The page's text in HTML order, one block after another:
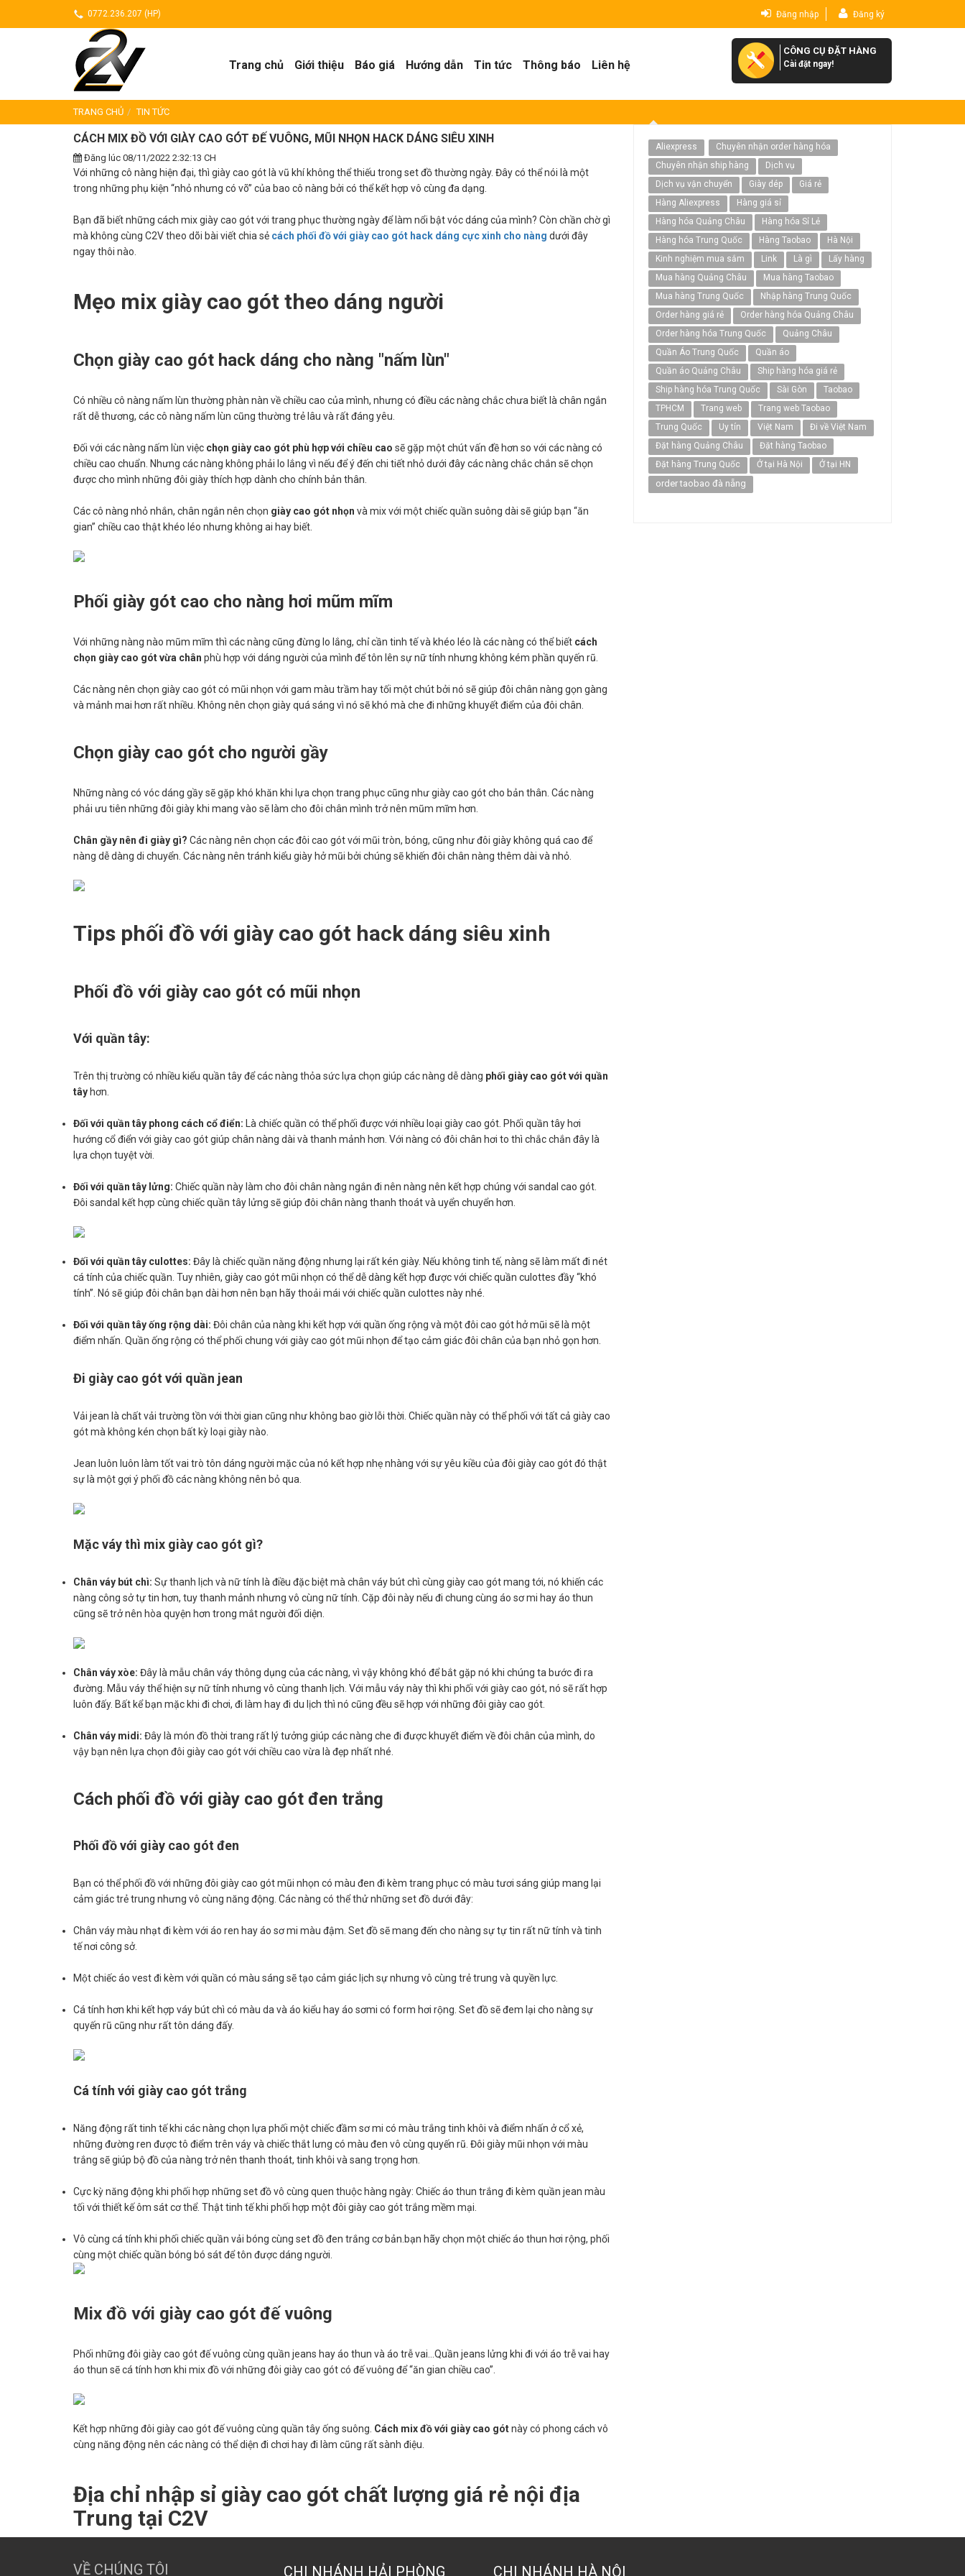
0772.236.207 (HP) Đăng nhập Đăng ký
Trang chủ Giới thiệu Báo giá Hướng dẫn Tin tức Thông báo Liên hệ
CÔNG CỤ ĐẶT HÀNG
Cài đặt ngay!
TRANG CHỦ TIN TỨC
CÁCH MIX ĐỒ VỚI GIÀY CAO GÓT ĐẾ VUÔNG, MŨI NHỌN HACK DÁNG SIÊU XINH
Đăng lúc 08/11/2022 2:32:13 CH
Với những cô nàng hiện đại, thì giày cao gót là vũ khí không thể thiếu trong set đồ thường ngày. Đây có thể nói là một
trong những phụ kiện “nhỏ nhưng có võ” của bao cô nàng bởi có thể kết hợp vô cùng đa dạng.
Bạn đã biết những cách mix giày cao gót với trang phục thường ngày để làm nổi bật vóc dáng của mình? Còn chần chờ gì
mà không cùng C2V theo dõi bài viết chia sẻ cách phối đồ với giày cao gót hack dáng cực xinh cho nàng dưới đây
ngay thôi nào.
Mẹo mix giày cao gót theo dáng người
Chọn giày cao gót hack dáng cho nàng "nấm lùn"
Có nhiều cô nàng nấm lùn thường phàn nàn về chiều cao của mình, nhưng có điều các nàng chắc chưa biết là chân ngắn
rất dễ thương, các cô nàng nấm lùn cũng thường trẻ lâu và rất đáng yêu.
Đối với các nàng nấm lùn việc chọn giày cao gót phù hợp với chiều cao sẽ gặp một chút vấn đề hơn so với các nàng có
chiều cao chuẩn. Nhưng các nàng không phải lo lắng vì nếu để ý đến chi tiết nhỏ dưới đây các nàng chắc chắn sẽ chọn
được cho mình những đôi giày thích hợp dành cho chính bản thân.
Các cô nàng nhỏ nhắn, chân ngắn nên chọn giày cao gót nhọn và mix với một chiếc quần suông dài sẽ giúp bạn “ăn
gian” chiều cao thật khéo léo nhưng không ai hay biết.
Phối giày gót cao cho nàng hơi mũm mĩm
Với những nàng nào mũm mĩm thì các nàng cũng đừng lo lắng, chỉ cần tinh tế và khéo léo là các nàng có thể biết cách
chọn giày cao gót vừa chân phù hợp với dáng người của mình để tôn lên sự nữ tính nhưng không kém phần quyến rũ.
Các nàng nên chọn giày cao gót có mũi nhọn với gam màu trầm hay tối một chút bởi nó sẽ giúp đôi chân nàng gọn gàng
và mảnh mai hơn rất nhiều. Không nên chọn giày quá sáng vì nó sẽ khó mà che đi những khuyết điểm của đôi chân.
Chọn giày cao gót cho người gầy
Những nàng có vóc dáng gầy sẽ gặp khó khăn khi lựa chọn trang phục cũng như giày cao gót cho bản thân. Các nàng
phải ưu tiên những đôi giày khi mang vào sẽ làm cho đôi chân mình trở nên mũm mĩm hơn.
Chân gầy nên đi giày gì? Các nàng nên chọn các đôi cao gót với mũi tròn, bóng, cũng như đôi giày không quá cao để
nàng dễ dàng di chuyển. Các nàng nên tránh kiểu giày hở mũi bởi chúng sẽ khiến đôi chân nàng thêm dài và nhỏ.
Tips phối đồ với giày cao gót hack dáng siêu xinh
Phối đồ với giày cao gót có mũi nhọn
Với quần tây:
Trên thị trường có nhiều kiểu quần tây để các nàng thỏa sức lựa chọn giúp các nàng dễ dàng phối giày cao gót với quần
tây hơn.
Đối với quần tây phong cách cổ điển: Là chiếc quần có thể phối được với nhiều loại giày cao gót. Phối quần tây hơi
hướng cổ điển với giày cao gót giúp chân nàng dài và thanh mảnh hơn. Với nàng có đôi chân hơi to thì chắc chắn đây là
lựa chọn tuyệt vời.
Đối với quần tây lửng: Chiếc quần này làm cho đôi chân nàng ngắn đi nên nàng nên kết hợp chúng với sandal cao gót.
Đôi sandal kết hợp cùng chiếc quần tây lửng sẽ giúp đôi chân nàng thanh thoát và uyển chuyển hơn.
Đối với quần tây culottes: Đây là chiếc quần năng động nhưng lại rất kén giày. Nếu không tinh tế, nàng sẽ làm mất đi nét
cá tính của chiếc quần. Tuy nhiên, giày cao gót mũi nhọn có thể dễ dàng kết hợp được với chiếc quần culottes đầy “khó
tính”. Nó sẽ giúp đôi chân bạn dài hơn nên bạn hãy thoải mái với chiếc quần culottes này nhé.
Đối với quần tây ống rộng dài: Đôi chân của nàng khi kết hợp với quần ống rộng và một đôi cao gót hở mũi sẽ là một
điểm nhấn. Quần ống rộng có thể phối chung với giày cao gót mũi nhọn để tạo cảm giác đôi chân của bạn nhỏ gọn hơn.
Đi giày cao gót với quần jean
Vải jean là chất vải trường tồn với thời gian cũng như không bao giờ lỗi thời. Chiếc quần này có thể phối với tất cả giày cao
gót mà không kén chọn bất kỳ loại giày nào.
Jean luôn luôn làm tốt vai trò tôn dáng người mặc của nó kết hợp nhẹ nhàng với sự yêu kiều của đôi giày cao gót đó thật
sự là một gợi ý phối đồ các nàng không nên bỏ qua.
Mặc váy thì mix giày cao gót gì?
Chân váy bút chì: Sự thanh lịch và nữ tính là điều đặc biệt mà chân váy bút chì cùng giày cao gót mang tới, nó khiến các
nàng công sở tự tin hơn, tuy thanh mảnh nhưng vô cùng nữ tính. Cặp đôi này nếu đi chung cùng áo sơ mi hay áo thun
cũng sẽ trở nên hòa quyện hơn trong mắt người đối diện.
Chân váy xòe: Đây là mẫu chân váy thông dụng của các nàng, vì vậy không khó để bắt gặp nó khi chúng ta bước đi ra
đường. Mẫu váy thể hiện sự nữ tính nhưng vô cùng thanh lịch. Với mẫu váy này thì khi phối với giày cao gót, nó sẽ rất hợp
luôn đấy. Bất kể bạn mặc khi đi chơi, đi làm hay đi du lịch thì nó cũng đều sẽ hợp với những đôi giày cao gót.
Chân váy midi: Đây là món đồ thời trang rất lý tưởng giúp các nàng che đi được khuyết điểm về đôi chân của mình, do
vậy bạn nên lựa chọn đôi giày cao gót với chiều cao vừa là đẹp nhất nhé.
Cách phối đồ với giày cao gót đen trắng
Phối đồ với giày cao gót đen
Bạn có thể phối đồ với những đôi giày cao gót mũi nhọn có màu đen đi kèm trang phục có màu tươi sáng giúp mang lại
cảm giác trẻ trung nhưng vô cùng năng động. Các nàng có thể thử những set đồ dưới đây:
Chân váy màu nhạt đi kèm với áo ren hay áo sơ mi màu đậm. Set đồ sẽ mang đến cho nàng sự tự tin rất nữ tính và tinh
tế nơi công sở.
Một chiếc áo vest đi kèm với quần có màu sáng sẽ tạo cảm giác lịch sự nhưng vô cùng trẻ trung và quyền lực.
Cá tính hơn khi kết hợp váy bút chì có màu da và áo kiểu hay áo sơmi có form hơi rộng. Set đồ sẽ đem lại cho nàng sự
quyến rũ cũng như rất tôn dáng đấy.
Cá tính với giày cao gót trắng
Năng động rất tinh tế khi các nàng chọn lựa phối một chiếc đầm sơ mi có màu trắng tinh khôi và điểm nhấn ở cổ xẻ,
những đường ren được tô điểm trên váy và chiếc thắt lưng có màu đen vô cùng quyến rũ. Đôi giày mũi nhọn với màu
trắng sẽ giúp bộ đồ của nàng trở nên thanh thoát, tinh khôi và sang trọng hơn.
Cực kỳ năng động khi phối hợp những set đồ vô cùng quen thuộc hàng ngày: Chiếc áo thun trắng đi kèm quần jean màu
tối với thiết kế ôm sát cơ thể. Thật tinh tế khi phối hợp một đôi giày cao gót trắng mềm mại.
Vô cùng cá tính khi phối chiếc quần vải bóng cùng set đồ đen trắng cơ bản.bạn hãy chọn một chiếc áo thun hơi rộng, phối
cùng một chiếc quần bóng bó sát để tôn được dáng người.
Mix đồ với giày cao gót đế vuông
Phối những đôi giày cao gót đế vuông cùng quần jeans hay áo thun và áo trễ vai…Quần jeans lửng khi đi với áo trễ vai hay
áo thun sẽ cá tính hơn khi mix đồ với những đôi giày cao gót có đế vuông để “ăn gian chiều cao”.
Kết hợp những đôi giày cao gót đế vuông cùng quần tây ống suông. Cách mix đồ với giày cao gótnày có phong cách vô
cùng năng động nên các nàng có thể diện đi chơi hay đi làm cũng rất sành điệu.
Địa chỉ nhập sỉ giày cao gót chất lượng giá rẻ nội địa
Trung tại C2V
Aliexpress
Chuyên nhận order hàng hóa
Chuyên nhận ship hàng
Dịch vụ
Dịch vụ vận chuyển
Giày dép
Giá rẻ
Hàng Aliexpress
Hàng giá sỉ
Hàng hóa Quảng Châu
Hàng hóa Sỉ Lẻ
Hàng hóa Trung Quốc
Hàng Taobao
Hà Nội
Kinh nghiệm mua sắm
Link Là gì
Lấy hàng
Mua hàng Quảng Châu
Mua hàng Taobao
Mua hàng Trung Quốc
Nhập hàng Trung Quốc
Order hàng giá rẻ
Order hàng hóa Quảng Châu
Order hàng hóa Trung Quốc
Quảng Châu
Quần Áo Trung Quốc
Quần áo
Quần áo Quảng Châu
Ship hàng hóa giá rẻ
Ship hàng hóa Trung Quốc
Sài Gòn
Taobao
TPHCM
Trang web
Trang web Taobao
Trung Quốc
Uy tín Việt Nam
Đi về Việt Nam
Đặt hàng Quảng Châu
Đặt hàng Taobao
Đặt hàng Trung Quốc
Ở tại Hà Nội Ở tại HN
order taobao đà nẵng
VỀ CHÚNG TÔI CHI NHÁNH HẢI PHÒNG CHI NHÁNH HÀ NỘI